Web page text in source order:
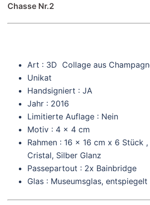
Chasse Nr.2
Art : 3D Collage aus
Unikat
Handsigniert : JA
Jahr : 2016
Limitierte Auflage : Nein
Motiv : 4 x 4 cm
Rahmen : 16 x 16 cm x 6 Stück ,
Cristal, Silber Glanz
Passepartout : 2x Bainbridge
Glas : Museumsglas, entspiegelt